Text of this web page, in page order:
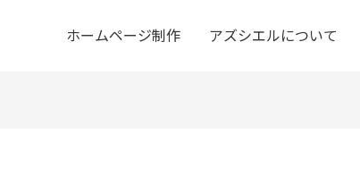
ホームページ制作 アズシエルについて